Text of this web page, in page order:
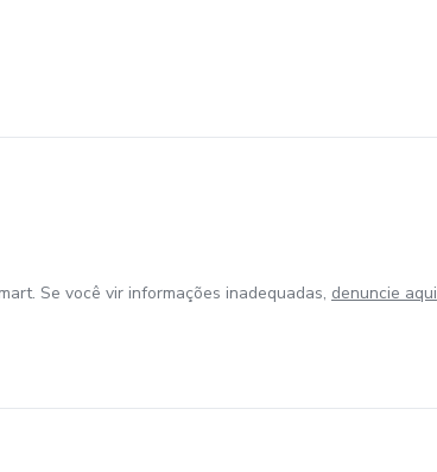
Se você vir informações inadequadas, denuncie aqui